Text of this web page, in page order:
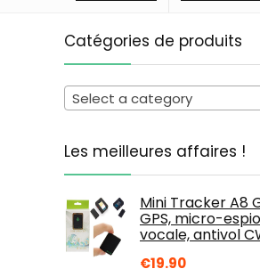
Catégories de produits
Select a category
Les meilleures affaires !
Mini Tracker A8
GPS, micro-
vocale, antivol
€19.90